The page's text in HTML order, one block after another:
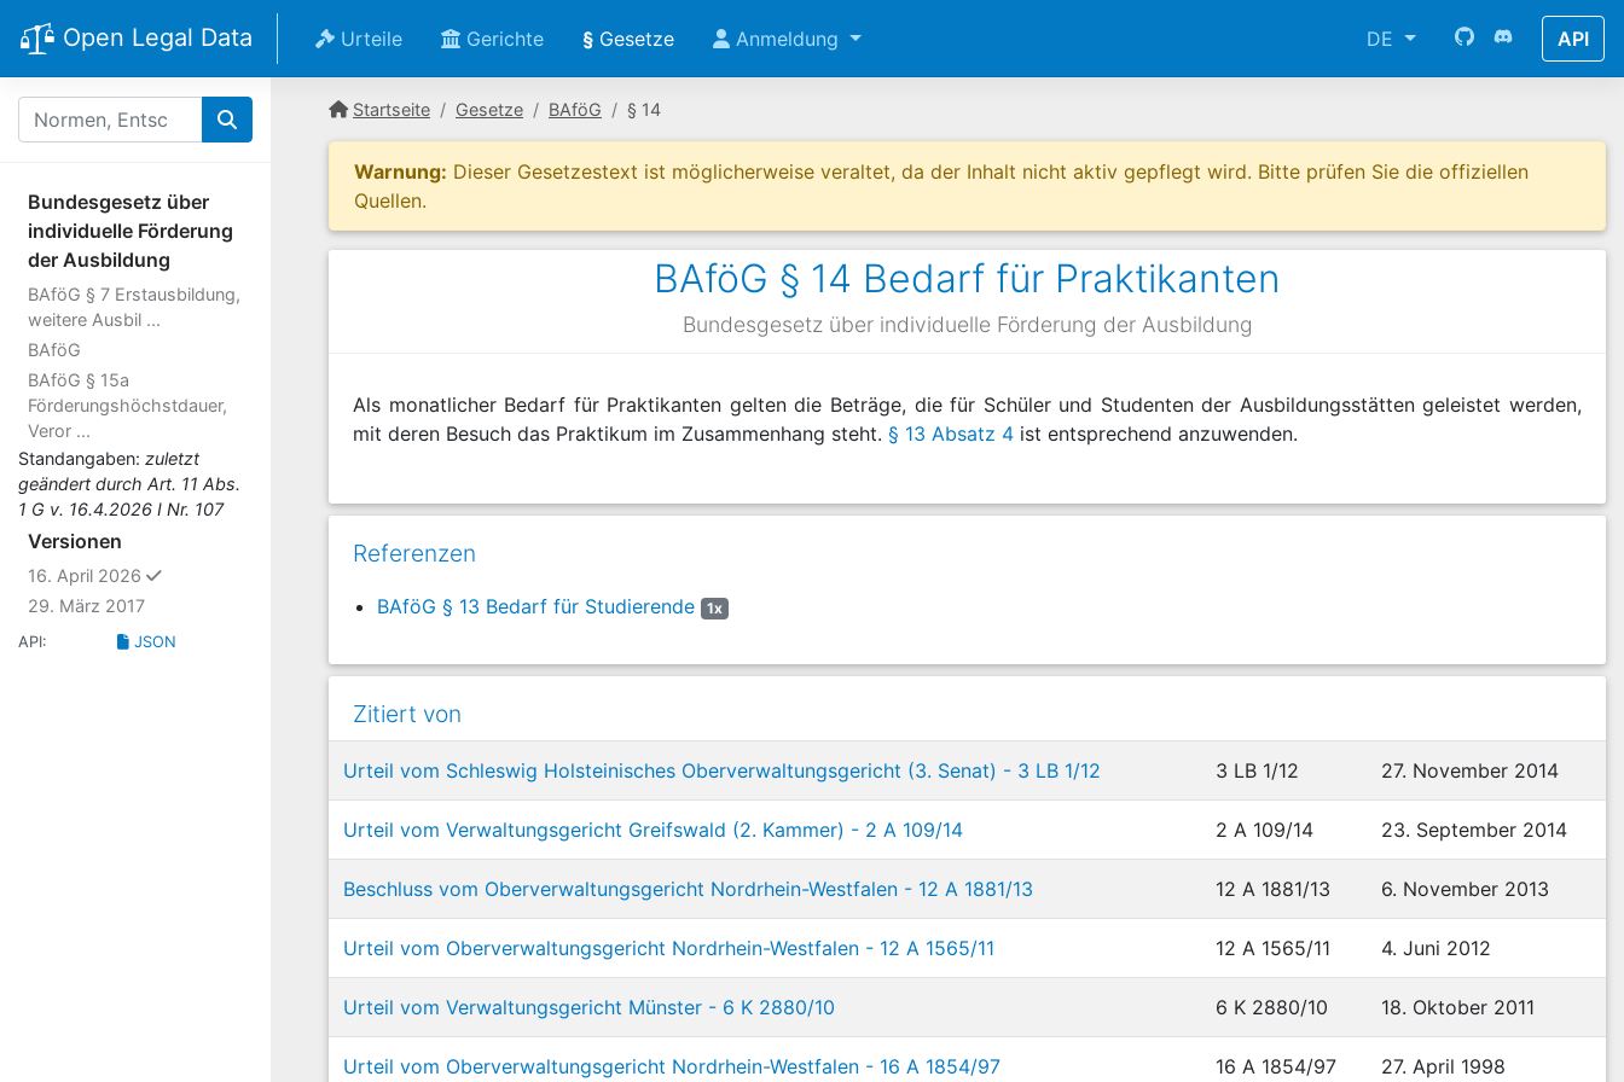
Open Legal Data Urteile Gerichte § Gesetze Anmeldung DE API
Bundesgesetz über
individuelle Förderung
der Ausbildung
BAföG § 7 Erstausbildung,
weitere Ausbil ...
BAföG
BAföG § 15a
Förderungshöchstdauer,
Veror ...
Standangaben: zuletzt
geändert durch Art. 11 Abs.
1 G v. 16.4.2026 I Nr. 107
Versionen
16. April 2026
ausgewählt
29. März 2017
API: JSON
Startseite Gesetze BAföG § 14
Warnung: Dieser Gesetzestext ist möglicherweise veraltet, da der Inhalt nicht aktiv gepflegt wird. Bitte prüfen Sie die offiziellen
Quellen.
BAföG § 14 Bedarf für Praktikanten
Bundesgesetz über individuelle Förderung der Ausbildung
Als monatlicher Bedarf für Praktikanten gelten die Beträge, die für Schüler und Studenten der Ausbildungsstätten geleistet werden,
mit deren Besuch das Praktikum im Zusammenhang steht. § 13 Absatz 4 ist entsprechend anzuwenden.
Referenzen
BAföG § 13 Bedarf für Studierende 1x
Zitiert von
Urteil vom Schleswig Holsteinisches Oberverwaltungsgericht (3. Senat) - 3 LB 1/12 3 LB 1/12 27. November 2014
Urteil vom Verwaltungsgericht Greifswald (2. Kammer) - 2 A 109/14 2 A 109/14 23. September 2014
Beschluss vom Oberverwaltungsgericht Nordrhein-Westfalen - 12 A 1881/13 12 A 1881/13 6. November 2013
Urteil vom Oberverwaltungsgericht Nordrhein-Westfalen - 12 A 1565/11 12 A 1565/11 4. Juni 2012
Urteil vom Verwaltungsgericht Münster - 6 K 2880/10 6 K 2880/10 18. Oktober 2011
Urteil vom Oberverwaltungsgericht Nordrhein-Westfalen - 16 A 1854/97 16 A 1854/97 27. April 1998